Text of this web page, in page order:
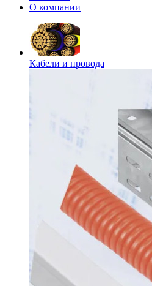
О компании
Кабели и провода